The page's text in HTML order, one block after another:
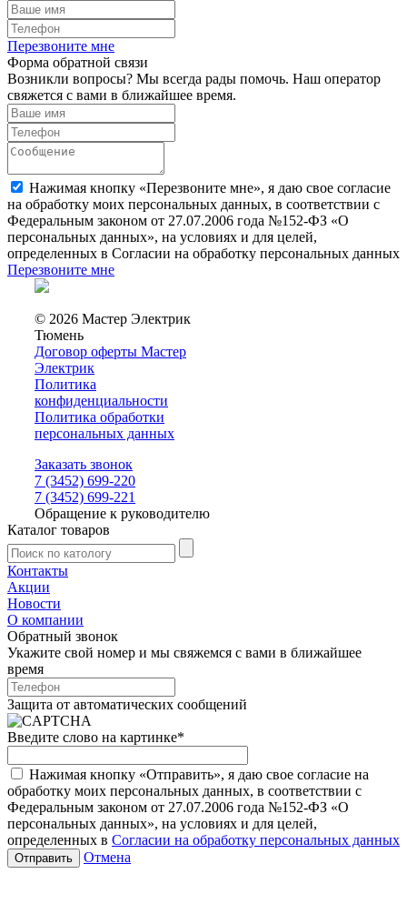
Перезвоните мне
Форма обратной связи
Возникли вопросы? Мы всегда рады помочь. Наш оператор
свяжется с вами в ближайшее время.
Нажимая кнопку «Перезвоните мне», я даю свое согласие
на обработку моих персональных данных, в соответствии с
Федеральным законом от 27.07.2006 года №152-ФЗ «О
персональных данных», на условиях и для целей,
определенных в Согласии на обработку персональных данных
Перезвоните мне
© 2026 Мастер Электрик
Тюмень
Договор оферты Мастер
Электрик
Политика
конфиденциальности
Политика обработки
персональных данных
Заказать звонок
7 (3452) 699-220
7 (3452) 699-221
Обращение к руководителю
Каталог товаров
Контакты
Акции
Новости
О компании
Обратный звонок
Укажите свой номер и мы свяжемся с вами в ближайшее
время
Защита от автоматических сообщений
Введите слово на картинке*
Нажимая кнопку «Отправить», я даю свое согласие на
обработку моих персональных данных, в соответствии с
Федеральным законом от 27.07.2006 года №152-ФЗ «О
персональных данных», на условиях и для целей,
определенных в Согласии на обработку персональных данных
Отмена